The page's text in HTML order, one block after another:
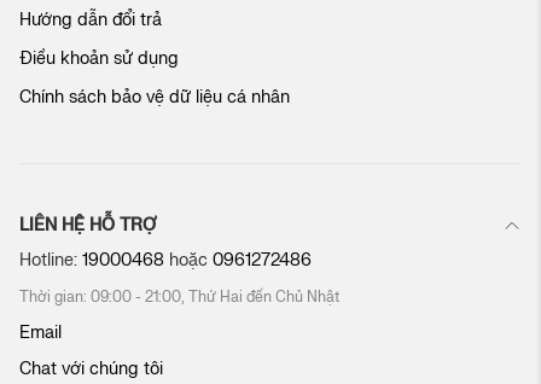
t
i
Hướng dẫn đổi trả
Điều khoản sử dụng
Chính sách bảo vệ dữ liệu cá nhân
LIÊN HỆ HỖ TRỢ
Hotline: 19000468 hoặc 0961272486
Thời gian: 09:00 - 21:00, Thứ Hai đến Chủ Nhật
Email
Chat với chúng tôi